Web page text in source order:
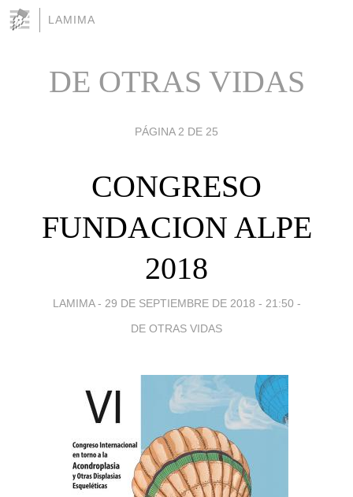
LAMIMA
DE OTRAS VIDAS
PÁGINA 2 DE 25
CONGRESO
FUNDACION ALPE
2018
LAMIMA - 29 DE SEPTIEMBRE DE 2018 - 21:50 -
DE OTRAS VIDAS